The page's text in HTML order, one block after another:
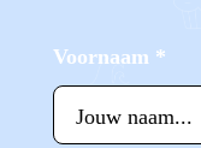
Voornaam *